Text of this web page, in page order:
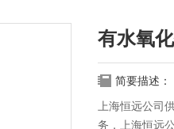
有水氧
简要描述：
上海恒远公司
务，上海恒远